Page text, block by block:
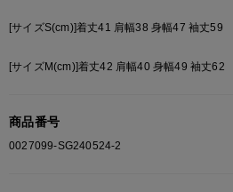
ご迷惑をお掛け致しますが 何卒ご了承下さい
[サイズS(cm)]着丈41 肩幅38 身幅47 袖丈59
[サイズM(cm)]着丈42 肩幅40 身幅49 袖丈62
商品番号
0027099-SG240524-2